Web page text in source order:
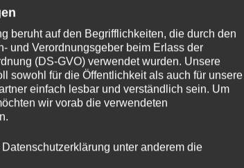
THAILAND 2020
13. Februar 2020 0
beruht auf den Begrifflichkeiten, die durch den
und Verordnungsgeber beim Erlass der
(DS-GVO) verwendet wurden. Unsere
sowohl für die Öffentlichkeit als auch für unsere
einfach lesbar und verständlich sein. Um
wir vorab die verwendeten
unter anderem die